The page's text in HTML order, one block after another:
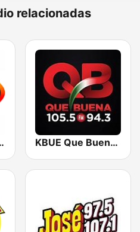
relacionadas
FM KBUE Que Buena 105.5 / 94.3 FM (US Only)